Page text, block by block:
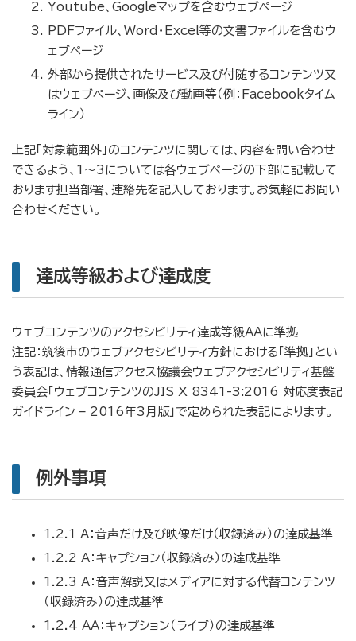
Youtube、Googleマップを含むウェブページ
PDFファイル、Word・Excel等の文書ファイルを含むウ
ェブページ
外部から提供されたサービス及び付随するコンテンツ又
はウェブページ、画像及び動画等（例：Facebookタイム
ライン）
上記「対象範囲外」のコンテンツに関しては、内容を問い合わせ
できるよう、1～3については各ウェブページの下部に記載して
おります担当部署、連絡先を記入しております。お気軽にお問い
合わせください。
達成等級および達成度
ウェブコンテンツのアクセシビリティ達成等級AAに準拠
注記：筑後市のウェブアクセシビリティ方針における「準拠」とい
う表記は、情報通信アクセス協議会ウェブアクセシビリティ基盤
委員会「ウェブコンテンツのJIS X 8341-3:2016 対応度表記
ガイドライン – 2016年3月版」で定められた表記によります。
例外事項
1.2.1 A：音声だけ及び映像だけ（収録済み）の達成基準
1.2.2 A：キャプション（収録済み）の達成基準
1.2.3 A：音声解説又はメディアに対する代替コンテンツ
（収録済み）の達成基準
1.2.4 AA：キャプション（ライブ）の達成基準